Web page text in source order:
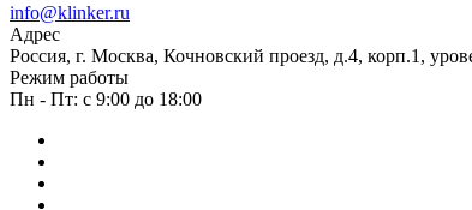
info@klinker.ru
Адрес
Россия, г. Москва, Кочновский проезд, д.4, корп.1,
Режим работы
Пн - Пт: с 9:00 до 18:00